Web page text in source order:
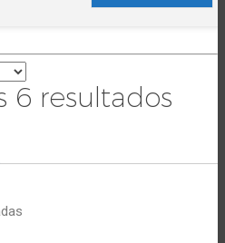
6 resultados